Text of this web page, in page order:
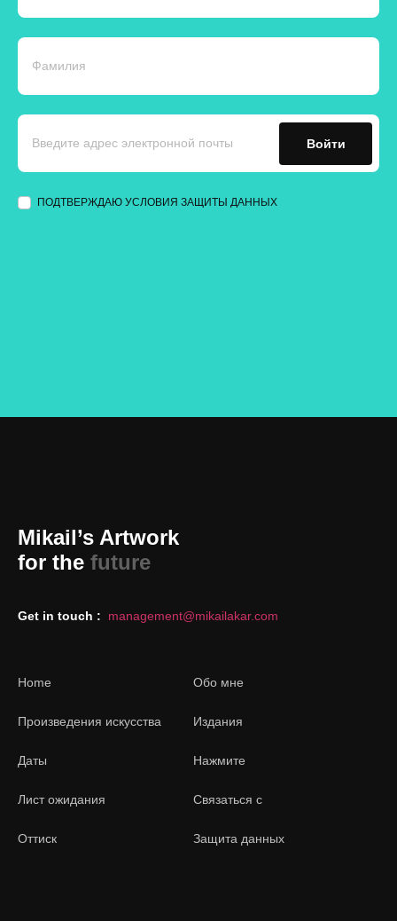
ПОДТВЕРЖДАЮ УСЛОВИЯ ЗАЩИТЫ ДАННЫХ
Войти
Mikail’s Artwork
for the future
Get in touch : management@mikailakar.com
Home Обо мне
Произведения искусства Издания
Даты Нажмите
Лист ожидания Связаться с
Оттиск Защита данных